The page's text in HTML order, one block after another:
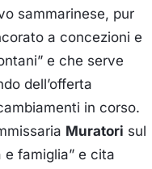
sammarinese, pur
a concezioni e
e che serve
dell’offerta
in corso.
Muratori sul
famiglia” e cita